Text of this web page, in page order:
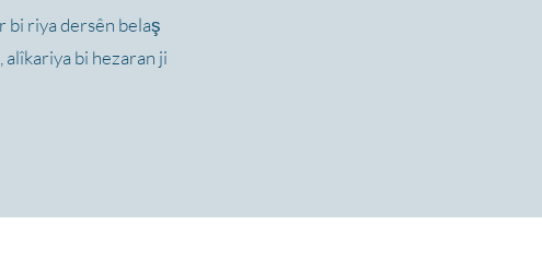
bi riya dersên belaş
bi hezaran ji